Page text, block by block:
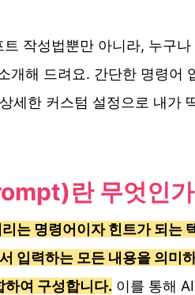
작성법뿐만 아니라, 누구
개해 드려요. 간단한 명령어
세한 커스텀 설정으로 내가
란 무엇인
는 명령어이자 힌트가 되는
입력하는 모든 내용을 의미
하여 구성합니다. 이를 통해